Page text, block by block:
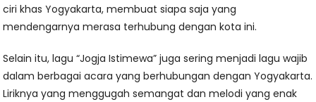
ciri khas Yogyakarta, membuat siapa saja yang
mendengarnya merasa terhubung dengan kota ini.
Selain itu, lagu “Jogja Istimewa” juga sering menjadi lagu wajib
dalam berbagai acara yang berhubungan dengan Yogyakarta.
Liriknya yang menggugah semangat dan melodi yang enak